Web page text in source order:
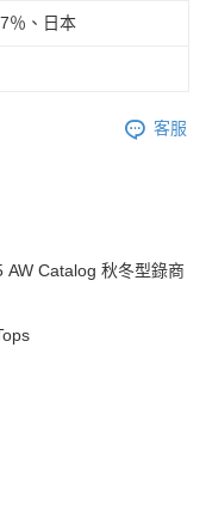
％、日本
客服
AW Catalog 秋冬型錄商